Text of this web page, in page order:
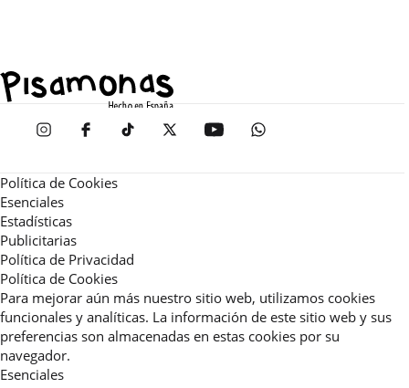
Política de Cookies
Esenciales
Estadísticas
Publicitarias
Política de Privacidad
Política de Cookies
Para mejorar aún más nuestro sitio web, utilizamos cookies
funcionales y analíticas. La información de este sitio web y sus
preferencias son almacenadas en estas cookies por su
navegador.
Esenciales